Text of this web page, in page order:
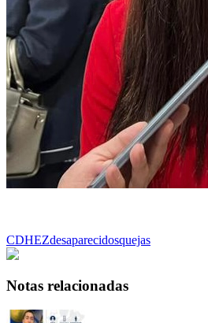
CDHEZdesaparecidosquejas
Notas relacionadas